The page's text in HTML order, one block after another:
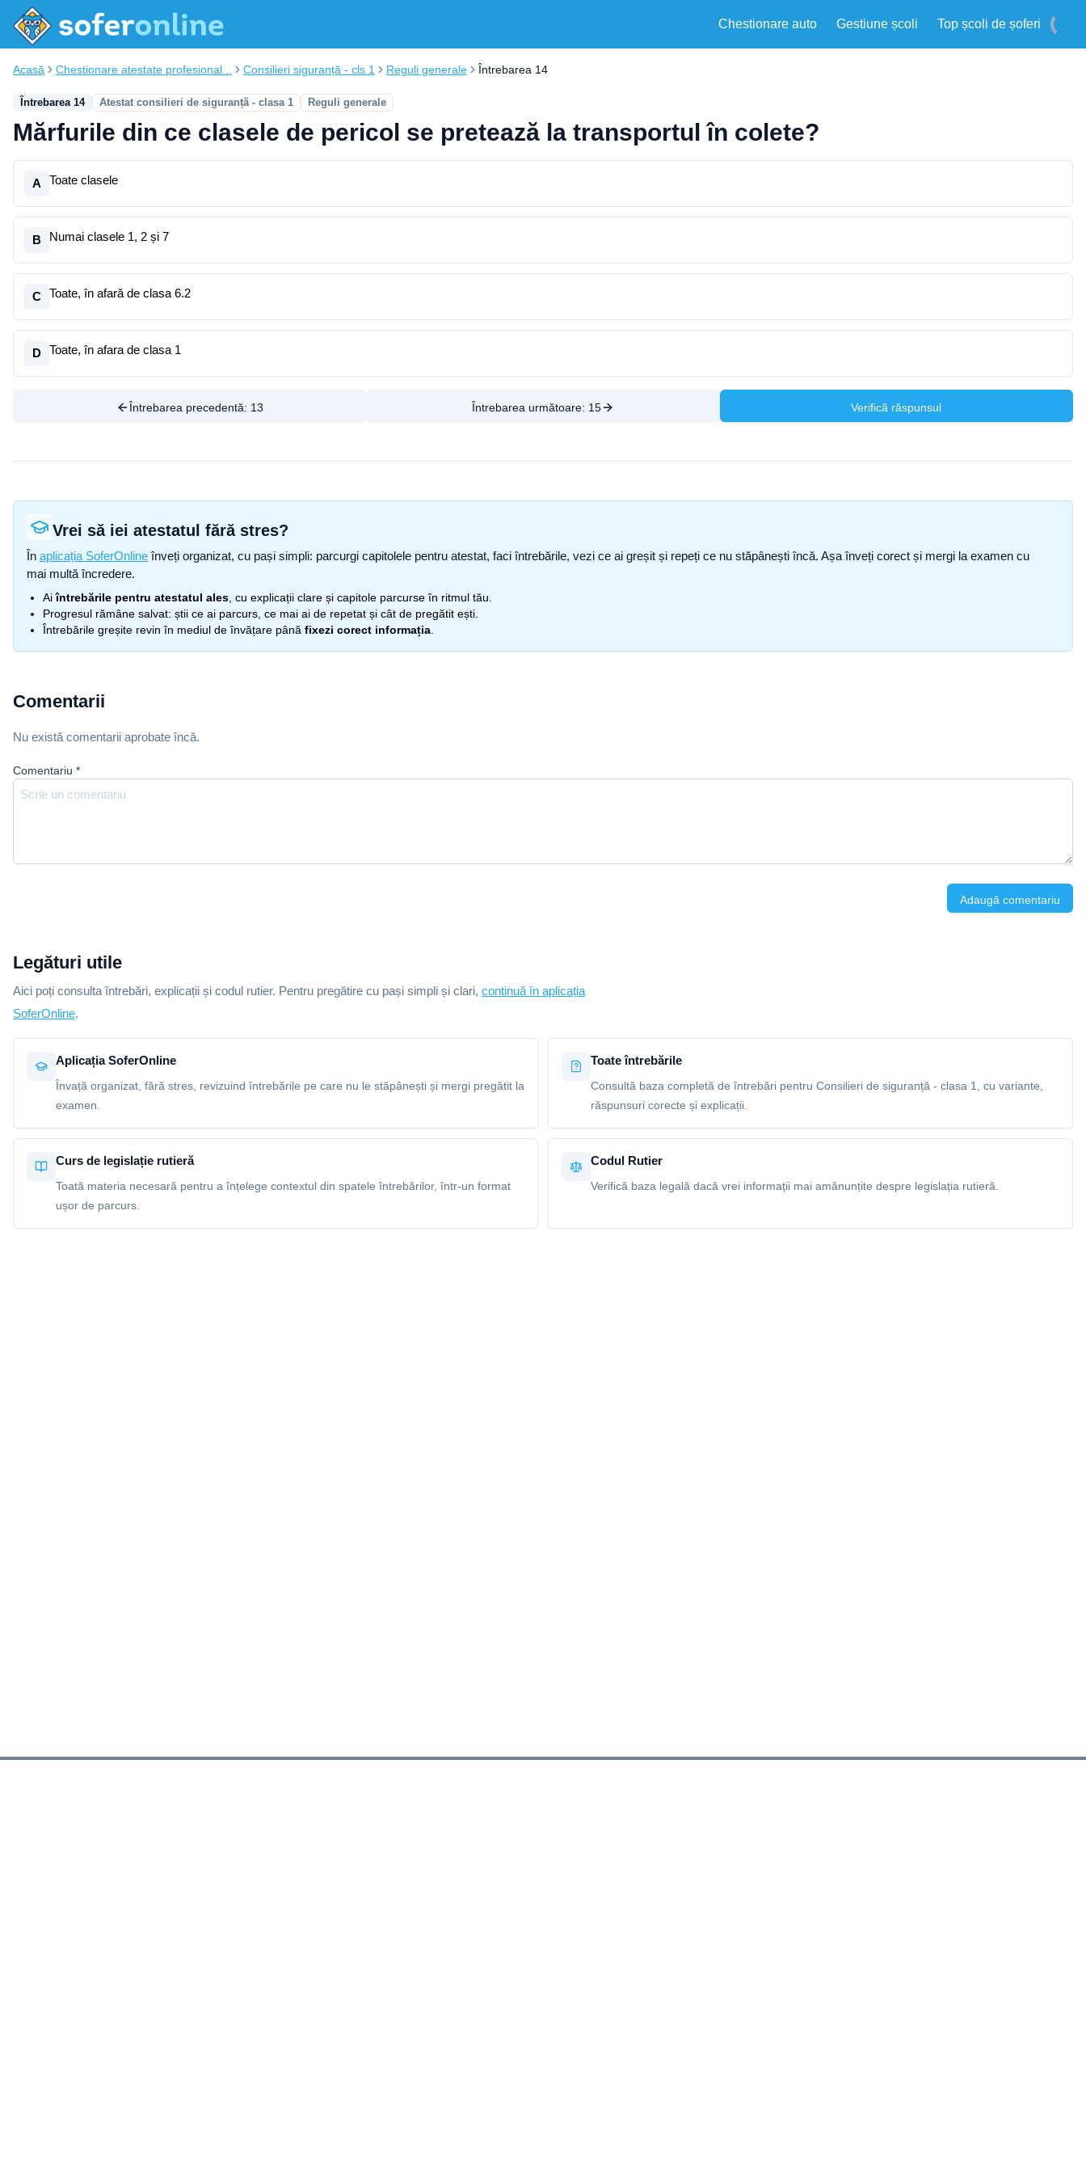
Chestionare auto Gestiune școli Top școli de șoferi
Acasă Chestionare atestate profesional... Consilieri siguranță - cls 1 Reguli generale Întrebarea 14
Întrebarea 14 Atestat consilieri de siguranță - clasa 1 Reguli generale
Mărfurile din ce clasele de pericol se pretează la transportul în colete?
A Toate clasele
B Numai clasele 1, 2 și 7
C Toate, în afară de clasa 6.2
D Toate, în afara de clasa 1
Întrebarea precedentă: 13 Întrebarea următoare: 15 Verifică răspunsul
Vrei să iei atestatul fără stres?
În aplicația SoferOnline înveți organizat, cu pași simpli: parcurgi capitolele pentru atestat, faci întrebările, vezi ce ai greșit și repeți ce nu stăpânești încă. Așa înveți corect și mergi la examen cu
mai multă încredere.
Aiîntrebările pentru atestatul ales , cu explicații clare și capitole parcurse în ritmul tău.
Progresul rămâne salvat: știi ce ai parcurs, ce mai ai de repetat și cât de pregătit ești.
Întrebările greșite revin în mediul de învățare până fixezi corect informația
Comentarii
Nu există comentarii aprobate încă.
Comentariu *
Adaugă comentariu
Legături utile
Aici poți consulta întrebări, explicații și codul rutier. Pentru pregătire cu pași simpli și clari, continuă în aplicația
SoferOnline.
Aplicația SoferOnline
Învață organizat, fără stres, revizuind întrebările pe care nu le stăpânești și mergi pregătit la
examen.
Toate întrebările
Consultă baza completă de întrebări pentru Consilieri de siguranță - clasa 1, cu variante,
răspunsuri corecte și explicații.
Curs de legislație rutieră
Toată materia necesară pentru a înțelege contextul din spatele întrebărilor, într-un format
ușor de parcurs.
Codul Rutier
Verifică baza legală dacă vrei informații mai amănunțite despre legislația rutieră.